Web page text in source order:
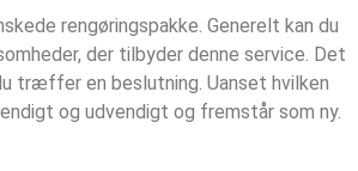
rengøringspakke. Generelt kan du
der tilbyder denne service. Det
træffer en beslutning. Uanset hvilken
og udvendigt og fremstår som ny.